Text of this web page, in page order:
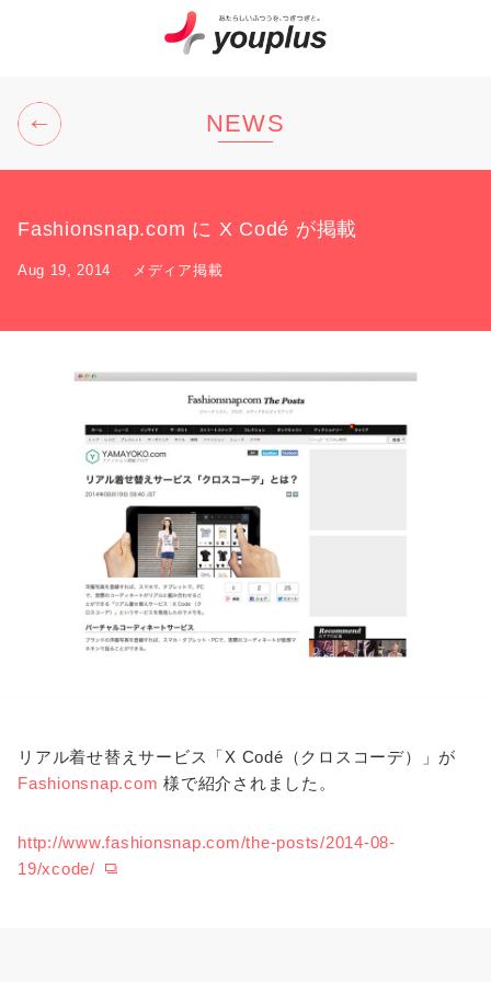
NEWS
Back
Fashionsnap.com に X Codé が掲載
Aug 19, 2014 メディア掲載
リアル着せ替えサービス「X Codé（クロスコーデ）」が
Fashionsnap.com 様で紹介されました。
http://www.fashionsnap.com/the-posts/2014-08-
19/xcode/